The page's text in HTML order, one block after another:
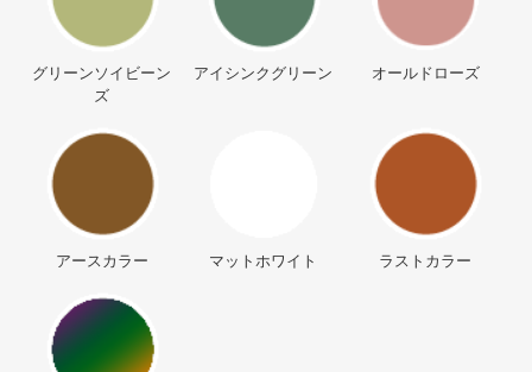
グリーンソイビーン
ズ
アイシンクグリーン オールドローズ
アースカラー マットホワイト ラストカラー